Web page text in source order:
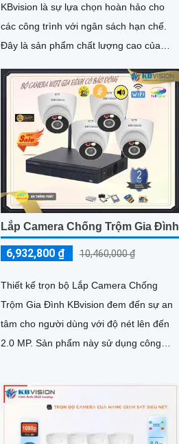
KBvision là sự lựa chọn hoàn hảo cho
các công trình với ngân sách hạn chế.
Đây là sản phẩm chất lượng cao của
trang bị tính năng đáng chú ý là khả
năng thu âm và loa tích hợp
Lắp Camera Chống Trộm Gia Đình
6,932,800 ₫ 10,460,000 ₫
Thiết kế trọn bộ Lắp Camera Chống
Trộm Gia Đình KBvision đem đến sự an
tâm cho người dùng với độ nét lên đến
2.0 MP. Sản phẩm này sử dụng công